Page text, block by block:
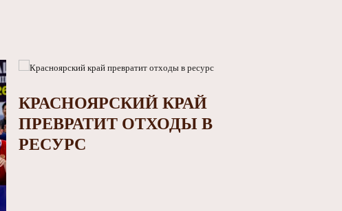
КРАСНОЯРСКИЙ КРАЙ
ПРЕВРАТИТ ОТХОДЫ В
РЕСУРС